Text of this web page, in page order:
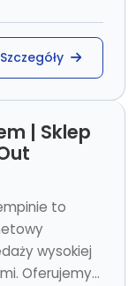
Szczegóły
| Sklep
to
wysokiej
Oferujemy...